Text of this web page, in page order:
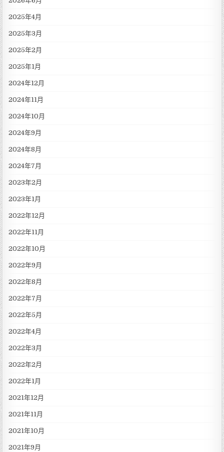
2025年4月
2025年3月
2025年2月
2025年1月
2024年12月
2024年11月
2024年10月
2024年9月
2024年8月
2024年7月
2023年2月
2023年1月
2022年12月
2022年11月
2022年10月
2022年9月
2022年8月
2022年7月
2022年5月
2022年4月
2022年3月
2022年2月
2022年1月
2021年12月
2021年11月
2021年10月
2021年9月